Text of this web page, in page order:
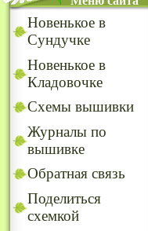
Новенькое в
Сундучке
Новенькое в
Кладовочке
Схемы вышивки
Журналы по
вышивке
Обратная связь
Поделиться
схемкой